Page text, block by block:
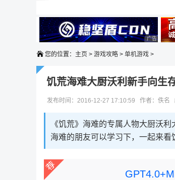
广告 商业广告，理性选择
广告 商业
您的位置： 主页 > 游戏攻略 > 单机游戏 >
饥荒海难大厨沃利新手向生
发布时间：2016-12-27 17:10:59 作者：佚名
《饥荒》海难的专属人物大厨沃
海难的朋友可以学习下，一起来